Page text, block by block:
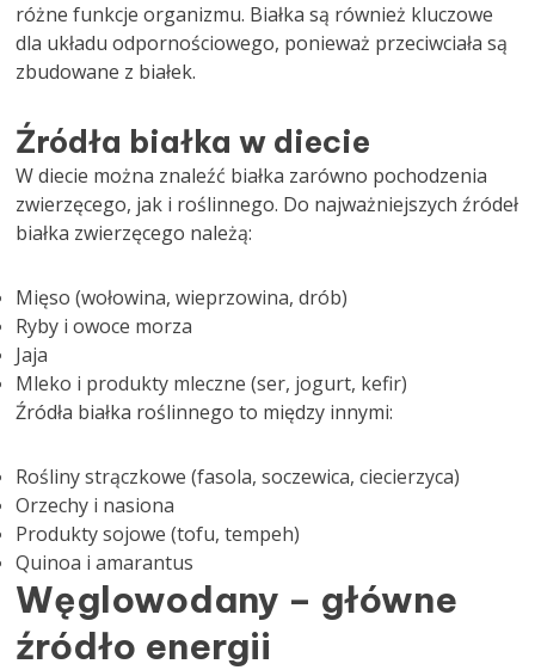
różne funkcje organizmu. Białka są również kluczowe
dla układu odpornościowego, ponieważ przeciwciała są
zbudowane z białek.
Źródła białka w diecie
W diecie można znaleźć białka zarówno pochodzenia
zwierzęcego, jak i roślinnego. Do najważniejszych źródeł
białka zwierzęcego należą:
Mięso (wołowina, wieprzowina, drób)
Ryby i owoce morza
Jaja
Mleko i produkty mleczne (ser, jogurt, kefir)
Źródła białka roślinnego to między innymi:
Rośliny strączkowe (fasola, soczewica, ciecierzyca)
Orzechy i nasiona
Produkty sojowe (tofu, tempeh)
Quinoa i amarantus
Węglowodany – główne
źródło energii